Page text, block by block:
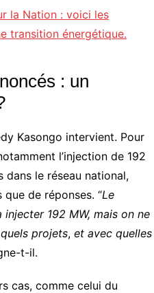
la Nation : voici les
transition énergétique.
: un
Kasongo intervient. Pour
l’injection de 192
dans le réseau national,
de réponses. “Le
192 MW, mais on ne
projets, et avec quelles
t-il.
cas, comme celui du